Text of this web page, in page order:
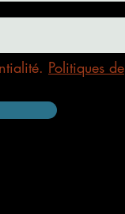
Politiques de